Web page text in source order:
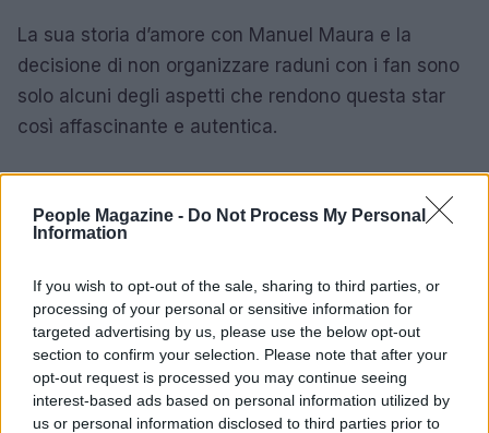
People Magazine - Do Not Process My Personal
Information
If you wish to opt-out of the sale, sharing to third parties, or
processing of your personal or sensitive information for
targeted advertising by us, please use the below opt-out
section to confirm your selection. Please note that after your
opt-out request is processed you may continue seeing
interest-based ads based on personal information utilized by
us or personal information disclosed to third parties prior to
La sua storia d’amore con Manuel Maura e la
decisione di non organizzare raduni con i fan sono
solo alcuni degli aspetti che rendono questa star
così affascinante e autentica.
AUTORE
Matteo Pellegrino
pop-up nei vicoli del Quartieri Spagnoli per
promuovere giovani designer; è editorialista
moda che cura rubriche su artigianato e
tendenze locali. Nato a Napoli, conserva
bozze di pattern e appunti presi nelle sartorie
di via Toledo.